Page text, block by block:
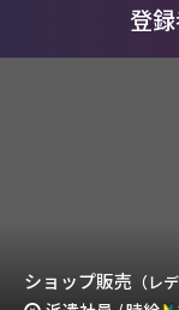
登
ショップ販売 （レ